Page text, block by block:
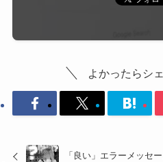
よかったらシ
「良い」エラーメッセ